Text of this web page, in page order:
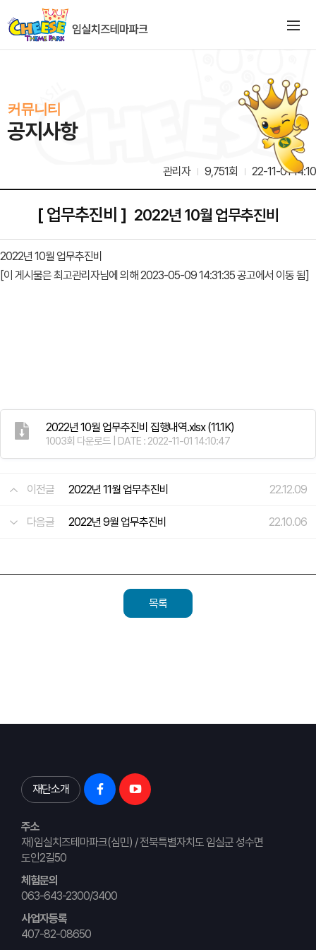
커뮤니티
공지사항
관리자 9,751회 22-11-01 14:10
[ 업무추진비 ] 2022년 10월 업무추진비
2022년 10월 업무추진비
[이 게시물은 최고관리자님에 의해 2023-05-09 14:31:35 공고에서 이동 됨]
2022년 10월 업무추진비 집행내역.xlsx(11.1K)
1003회 다운로드 | DATE : 2022-11-01 14:10:47
이전글 2022년 11월 업무추진비 22.12.09
다음글 2022년 9월 업무추진비 22.10.06
목록
재단소개
주소
재)임실치즈테마파크(심민) / 전북특별자치도 임실군 성수면
도인2길50
체험문의
063-643-2300/3400
사업자등록
407-82-08650